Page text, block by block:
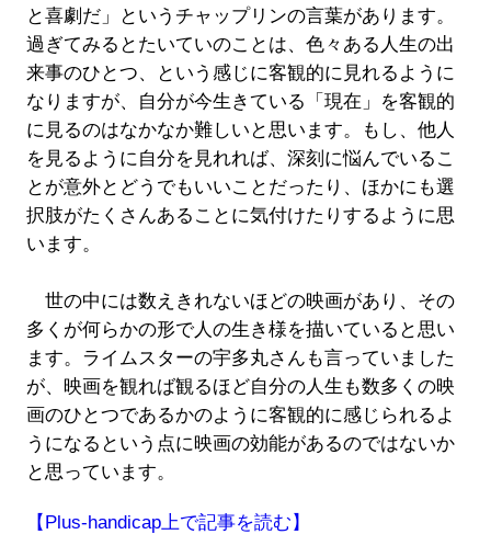
と喜劇だ」というチャップリンの言葉があります。
過ぎてみるとたいていのことは、色々ある人生の出
来事のひとつ、という感じに客観的に見れるように
なりますが、自分が今生きている「現在」を客観的
に見るのはなかなか難しいと思います。もし、他人
を見るように自分を見れれば、深刻に悩んでいるこ
とが意外とどうでもいいことだったり、ほかにも選
択肢がたくさんあることに気付けたりするように思
います。
世の中には数えきれないほどの映画があり、その
多くが何らかの形で人の生き様を描いていると思い
ます。ライムスターの宇多丸さんも言っていました
が、映画を観れば観るほど自分の人生も数多くの映
画のひとつであるかのように客観的に感じられるよ
うになるという点に映画の効能があるのではないか
と思っています。
【Plus-handicap上で記事を読む】